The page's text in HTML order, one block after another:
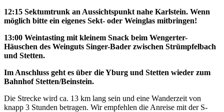
12:15 Sektumtrunk an Aussichtspunkt nahe Karlstein. Wenn
möglich bitte ein eigenes Sekt- oder Weinglas mitbringen!
13:00 Weintasting mit kleinem Snack beim Wengerter-
Häuschen des Weinguts Singer-Bader zwischen Strümpfelbach
und Stetten.
Im Anschluss geht es über die Yburg und Stetten wieder zum
Bahnhof Stetten/Beinstein.
Die Strecke wird ca. 13 km lang sein und eine Wanderzeit von
knapp 3 Stunden betragen. Wir empfehlen die Anreise mit der S-